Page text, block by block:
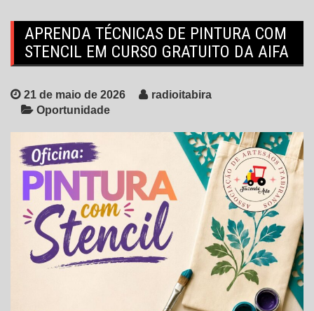
APRENDA TÉCNICAS DE PINTURA COM
STENCIL EM CURSO GRATUITO DA AIFA
21 de maio de 2026
radioitabira
Oportunidade